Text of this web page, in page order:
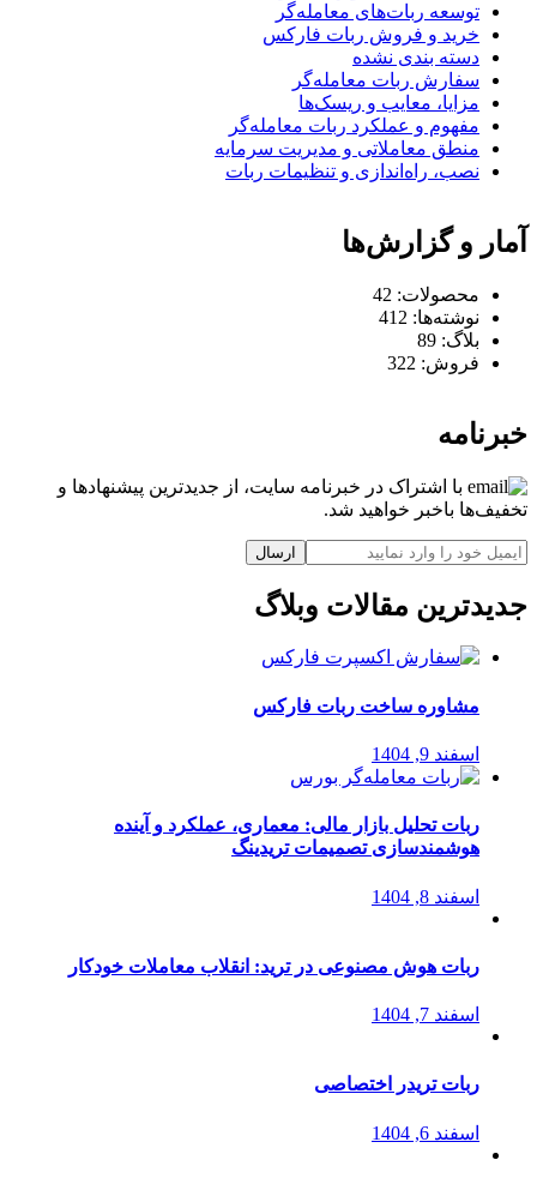
توسعه ربات‌های معامله‌گر
خرید و فروش ربات فارکس
دسته بندی نشده
سفارش ربات معامله‌گر
مزایا، معایب و ریسک‌ها
مفهوم و عملکرد ربات معامله‌گر
منطق معاملاتی و مدیریت سرمایه
نصب، راه‌اندازی و تنظیمات ربات
آمار و گزارش‌ها
محصولات: 42
نوشته‌ها: 412
بلاگ: 89
فروش: 322
خبرنامه
با اشتراک در خبرنامه سایت، از جدیدترین پیشنهادها و
تخفیف‌ها باخبر خواهید شد.
ارسال
جدیدترین مقالات وبلاگ
مشاوره ساخت ربات فارکس
اسفند 9, 1404
ربات تحلیل بازار مالی: معماری، عملکرد و آینده
هوشمندسازی تصمیمات تریدینگ
اسفند 8, 1404
ربات هوش مصنوعی در ترید: انقلاب معاملات خودکار
اسفند 7, 1404
ربات تریدر اختصاصی
اسفند 6, 1404